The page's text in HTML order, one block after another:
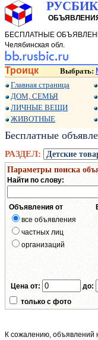
РУСБИК
БЕСПЛАТНЫЕ
Челябинская обл.
Троицк Выбрать:
Главная страница
ДОМ, СЕМЬЯ
ЛИЧНЫЕ ВЕЩИ
ЖИВОТНЫЕ
Бесплатные
РАЗДЕЛ:
Параметры поиска
Найти по слову:
Объявления от
все объявления
частных лиц
организаций
Цена от: до:
только с фото
К сожалению, объявлений